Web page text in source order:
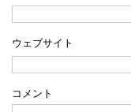
ウェブサイト
コメント